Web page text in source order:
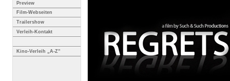
Preview
Film-Webseiten
Trailershow
Verleih-Kontakt
Kino-Verleih „A-Z”